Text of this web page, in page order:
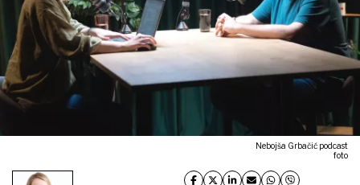
Nebojša Grbačić podcast
foto